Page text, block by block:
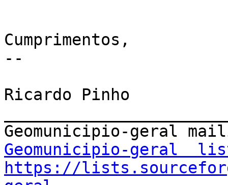
Cumprimentos,
--
Ricardo Pinho
Geomunicipio-geral
https://